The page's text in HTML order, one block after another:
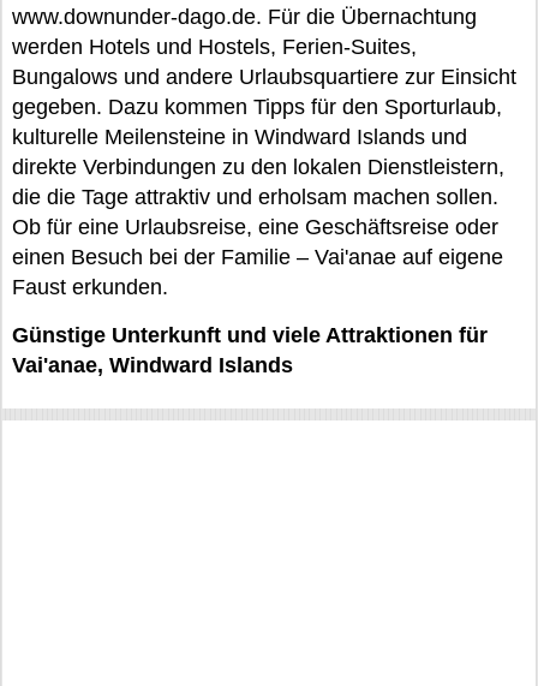
www.downunder-dago.de. Für die Übernachtung
werden Hotels und Hostels, Ferien-Suites,
Bungalows und andere Urlaubsquartiere zur Einsicht
gegeben. Dazu kommen Tipps für den Sporturlaub,
kulturelle Meilensteine in Windward Islands und
direkte Verbindungen zu den lokalen Dienstleistern,
die die Tage attraktiv und erholsam machen sollen.
Ob für eine Urlaubsreise, eine Geschäftsreise oder
einen Besuch bei der Familie – Vai'anae auf eigene
Faust erkunden.
Günstige Unterkunft und viele Attraktionen für
Vai'anae, Windward Islands